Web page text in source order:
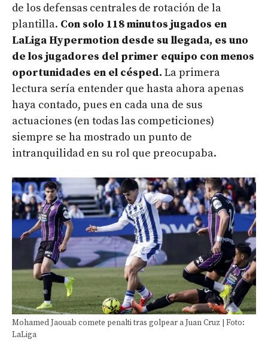
de los defensas centrales de rotación de la
plantilla. Con solo 118 minutos jugados en
LaLiga Hypermotion desde su llegada, es uno
de los jugadores del primer equipo con menos
oportunidades en el césped. La primera
lectura sería entender que hasta ahora apenas
haya contado, pues en cada una de sus
actuaciones (en todas las competiciones)
siempre se ha mostrado un punto de
intranquilidad en su rol que preocupaba.
Mohamed Jaouab comete penalti tras golpear a Juan Cruz | Foto:
LaLiga